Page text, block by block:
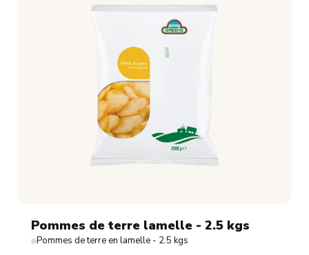
Pommes de terre lamelle - 2.5 kgs
Pommes de terre en lamelle - 2.5 kgs